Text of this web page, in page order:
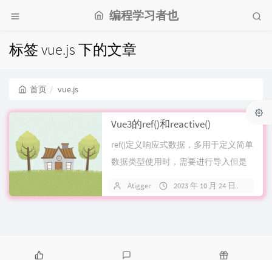
编程学习者也
标签 vue.js 下的文章
首页 vue.js
Vue3的ref()和reactive()
ref()定义响应式数据，多用于定义简单
数据类型使用时，需要进行导入但是
Atigger 2023 年 10 月 24 日